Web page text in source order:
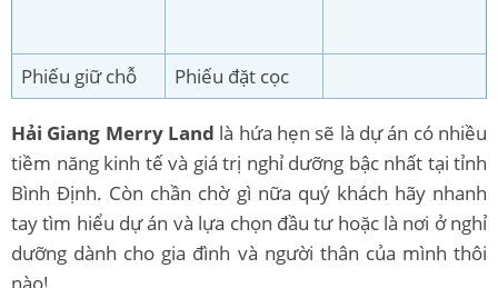
Phiếu giữ chỗ Phiếu đặt cọc
Hải Giang Merry Land là hứa hẹn sẽ là dự án có nhiều
tiềm năng kinh tế và giá trị nghỉ dưỡng bậc nhất tại tỉnh
Bình Định. Còn chần chờ gì nữa quý khách hãy nhanh
tay tìm hiểu dự án và lựa chọn đầu tư hoặc là nơi ở nghỉ
dưỡng dành cho gia đình và người thân của mình thôi
nào!